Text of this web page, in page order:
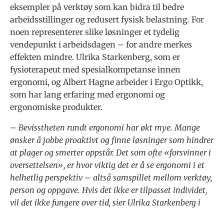
eksempler på verktøy som kan bidra til bedre
arbeidsstillinger og redusert fysisk belastning. For
noen representerer slike løsninger et tydelig
vendepunkt i arbeidsdagen – for andre merkes
effekten mindre. Ulrika Starkenberg, som er
fysioterapeut med spesialkompetanse innen
ergonomi, og Albert Hagne arbeider i Ergo Optikk,
som har lang erfaring med ergonomi og
ergonomiske produkter.
– Bevisstheten rundt ergonomi har økt mye. Mange
ønsker å jobbe proaktivt og finne løsninger som hindrer
at plager og smerter oppstår. Det som ofte «forsvinner i
oversettelsen», er hvor viktig det er å se ergonomi i et
helhetlig perspektiv – altså samspillet mellom verktøy,
person og oppgave. Hvis det ikke er tilpasset individet,
vil det ikke fungere over tid, sier Ulrika Starkenberg i